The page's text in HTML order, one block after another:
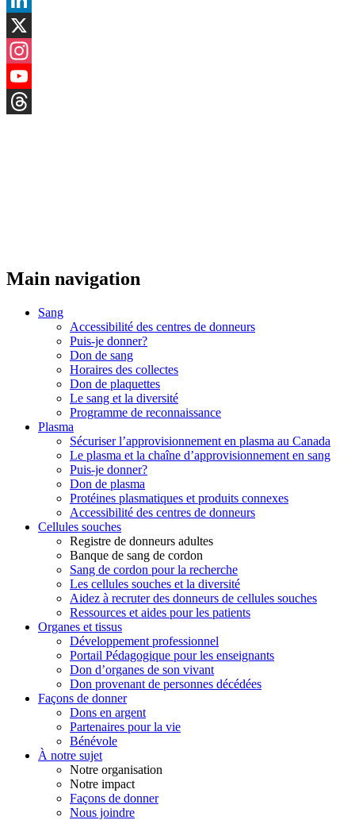
LinkedIn
X
Instagram
YouTube
Main navigation
Sang
Accessibilité des centres de donneurs
Puis-je donner?
Don de sang
Horaires des collectes
Don de plaquettes
Le sang et la diversité
Programme de reconnaissance
Plasma
Sécuriser l’approvisionnement en plasma au Canada
Le plasma et la chaîne d’approvisionnement en sang
Puis-je donner?
Don de plasma
Protéines plasmatiques et produits connexes
Accessibilité des centres de donneurs
Cellules souches
Registre de donneurs adultes
Banque de sang de cordon
Sang de cordon pour la recherche
Les cellules souches et la diversité
Aidez à recruter des donneurs de cellules souches
Ressources et aides pour les patients
Organes et tissus
Développement professionnel
Portail Pédagogique pour les enseignants
Don d’organes de son vivant
Don provenant de personnes décédées
Façons de donner
Dons en argent
Partenaires pour la vie
Bénévole
À notre sujet
Notre organisation
Notre impact
Façons de donner
Nous joindre